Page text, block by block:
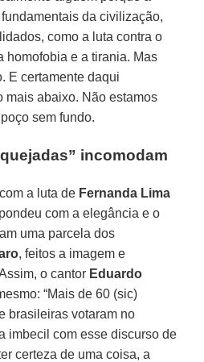
da civilização,
como a luta contra o
homofobia e a tirania. Mas
E certamente daqui
mais abaixo. Não estamos
sem fundo.
incomodam
a luta de Fernanda Lima
com a elegância e o
uma parcela dos
, feitos a imagem e
o cantor Eduardo
“Mais de 60 (sic)
brasileiras votaram no
imbecil com esse discurso de
certeza de uma coisa, a